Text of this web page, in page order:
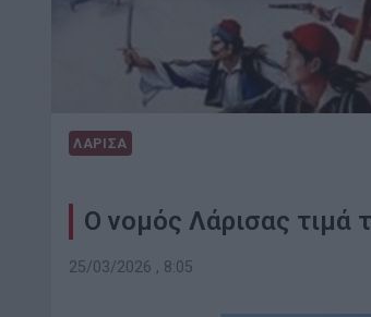
ΛΑΡΙΣΑ
Ο νομός Λάρισας τιμά
25/03/2026 , 8:05